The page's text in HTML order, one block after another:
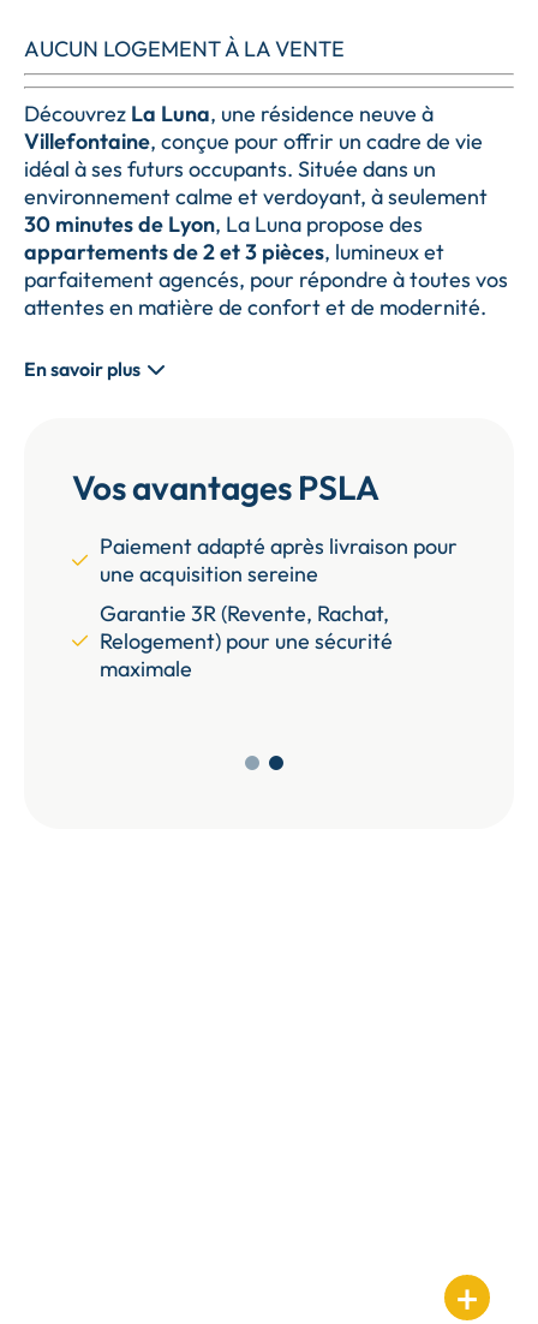
AUCUN LOGEMENT À LA VENTE
Découvrez La Luna, une résidence neuve à
Villefontaine, conçue pour offrir un cadre de vie
idéal à ses futurs occupants. Située dans un
environnement calme et verdoyant, à seulement
30 minutes de Lyon, La Luna propose des
appartements de 2 et 3 pièces, lumineux et
parfaitement agencés, pour répondre à toutes vos
attentes en matière de confort et de modernité.
En savoir plus
Vos avantages PSLA
Paiement adapté après livraison pour
une acquisition sereine
Garantie 3R (Revente, Rachat,
Relogement) pour une sécurité
maximale